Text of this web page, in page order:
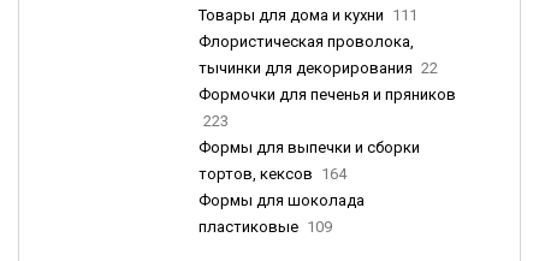
Товары для дома и кухни 111
Флористическая проволока,
тычинки для декорирования 22
Формочки для печенья и пряников
223
Формы для выпечки и сборки
тортов, кексов 164
Формы для шоколада
пластиковые 109